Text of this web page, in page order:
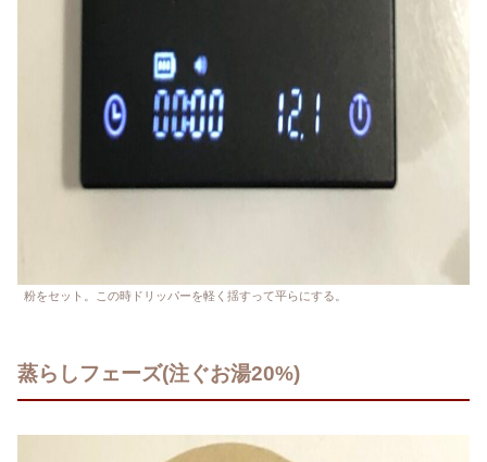
粉をセット。この時ドリッパーを軽く揺すって平らにする。
蒸らしフェーズ(注ぐお湯20%)